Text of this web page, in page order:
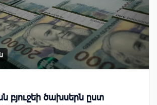
բյուջեի ծախսերն ըստ